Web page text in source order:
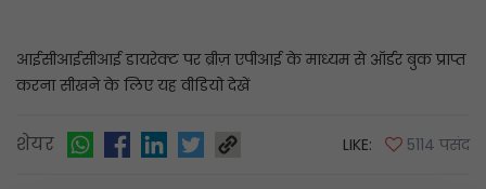
आईसीआईसीआई डायरेक्ट पर ब्रीज़ एपीआई के माध्यम से ऑर्डर बुक प्राप्त
करना सीखने के लिए यह वीडियो देखें
शेयर LIKE: 5114 पसंद